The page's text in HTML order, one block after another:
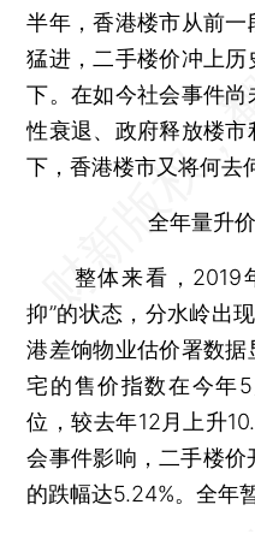
半年，香港楼市从前
猛进，二手楼价冲上
下。在如今社会事件
性衰退、政府释放楼
下，香港楼市又将何去
全年量升
整体来看，2019
抑”的状态，分水岭出
港差饷物业估价署数
宅的售价指数在今年
位，较去年12月上升
会事件影响，二手楼价
的跌幅达5.24%。全年